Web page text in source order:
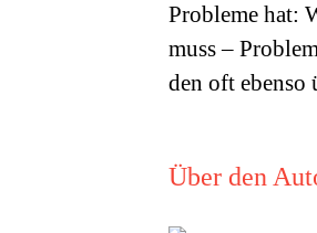
Probleme hat:
muss –
den oft ebenso
Über den